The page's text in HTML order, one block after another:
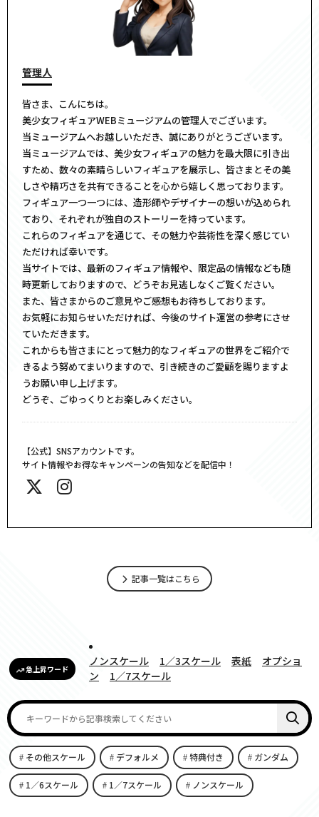
管理人
皆さま、こんにちは。
美少女フィギュアWEBミュージアムの管理人でございます。
当ミュージアムへお越しいただき、誠にありがとうございます。
当ミュージアムでは、美少女フィギュアの魅力を最大限に引き出
すため、数々の素晴らしいフィギュアを展示し、皆さまとその美
しさや精巧さを共有できることを心から嬉しく思っております。
フィギュア一つ一つには、造形師やデザイナーの想いが込められ
ており、それぞれが独自のストーリーを持っています。
これらのフィギュアを通じて、その魅力や芸術性を深く感じてい
ただければ幸いです。
当サイトでは、最新のフィギュア情報や、限定品の情報なども随
時更新しておりますので、どうぞお見逃しなくご覧ください。
また、皆さまからのご意見やご感想もお待ちしております。
お気軽にお知らせいただければ、今後のサイト運営の参考にさせ
ていただきます。
これからも皆さまにとって魅力的なフィギュアの世界をご紹介で
きるよう努めてまいりますので、引き続きのご愛顧を賜りますよ
うお願い申し上げます。
どうぞ、ごゆっくりとお楽しみください。
【公式】SNSアカウントです。
サイト情報やお得なキャンペーンの告知などを配信中！
記事一覧はこちら
急上昇ワード
ノンスケール 1／3スケール 表紙
オプショ
ン
1／7スケール
その他スケール デフォルメ 特典付き ガンダム
1／6スケール 1／7スケール ノンスケール